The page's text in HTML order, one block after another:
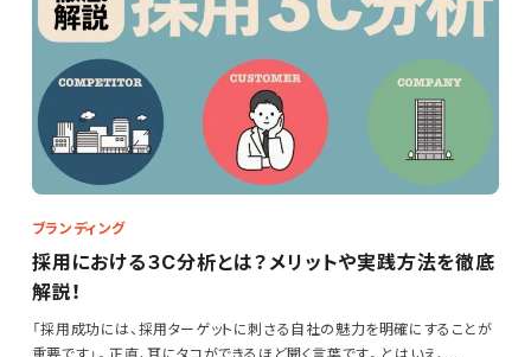
ブランディング
採用における３C分析とは？メリットや実践方法を徹底
解説！
「採用成功には、採用ターゲットに刺さる自社の魅力を明確にすることが